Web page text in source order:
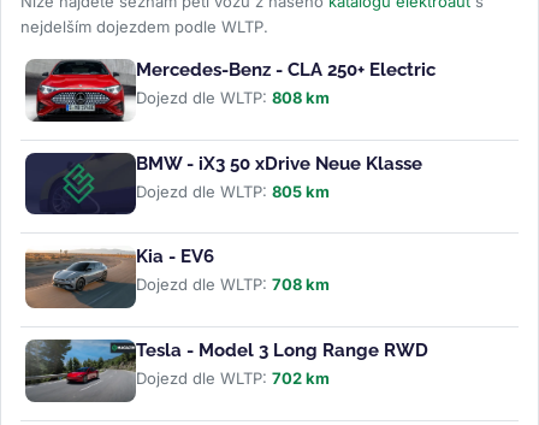
nejdelším dojezdem podle WLTP.
Mercedes-Benz - CLA 250+ Electric
Dojezd dle WLTP: 808 km
BMW - iX3 50 xDrive Neue Klasse
Dojezd dle WLTP: 805 km
Kia - EV6
Dojezd dle WLTP: 708 km
Tesla - Model 3 Long Range RWD
Dojezd dle WLTP: 702 km